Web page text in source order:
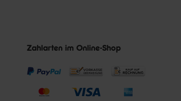
Zahlarten im Online-Shop